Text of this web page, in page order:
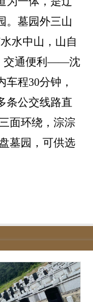
。墓园外三山
水中山，山自
交通便利——沈
程30分钟，
条公交线路直
面环绕，淙淙
墓园，可供选